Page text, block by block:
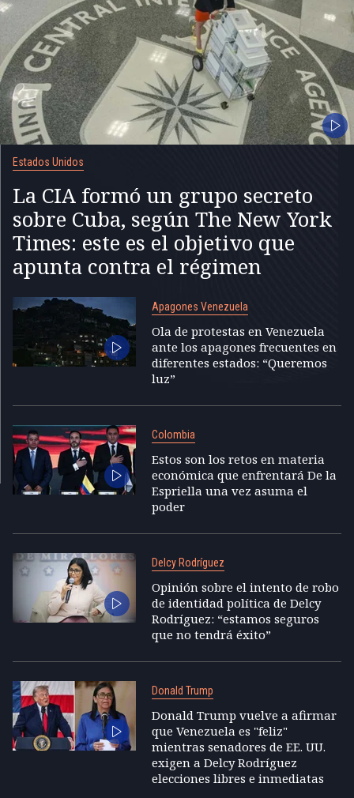
Estados Unidos
La CIA formó un grupo secreto
sobre Cuba, según The New York
Times: este es el objetivo que
apunta contra el régimen
Apagones Venezuela
Ola de protestas en Venezuela
ante los apagones frecuentes en
diferentes estados: “Queremos
luz”
Colombia
Estos son los retos en materia
económica que enfrentará De la
Espriella una vez asuma el
poder
Delcy Rodríguez
Opinión sobre el intento de robo
de identidad política de Delcy
Rodríguez: “estamos seguros
que no tendrá éxito”
Donald Trump
Donald Trump vuelve a afirmar
que Venezuela es "feliz"
mientras senadores de EE. UU.
exigen a Delcy Rodríguez
elecciones libres e inmediatas